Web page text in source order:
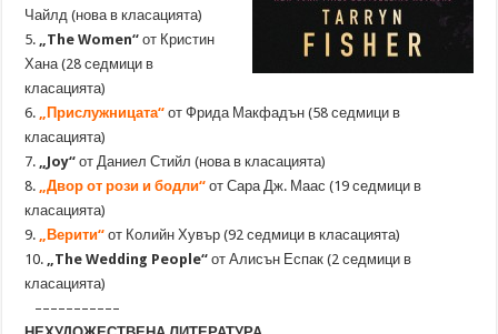
Чайлд (нова в класацията)
5. „The Women“ от Кристин
Хана (28 седмици в
класацията)
6. „Прислужницата“ от Фрида Макфадън (58 седмици в
класацията)
7. „Joy“ от Даниел Стийл (нова в класацията)
8. „Двор от рози и бодли“ от Сара Дж. Маас (19 седмици в
класацията)
9. „Верити“ от Колийн Хувър (92 седмици в класацията)
10. „The Wedding People“ от Алисън Еспак (2 седмици в
класацията)
–––––––––––